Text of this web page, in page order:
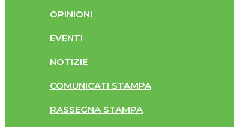
OPINIONI
EVENTI
NOTIZIE
COMUNICATI STAMPA
RASSEGNA STAMPA